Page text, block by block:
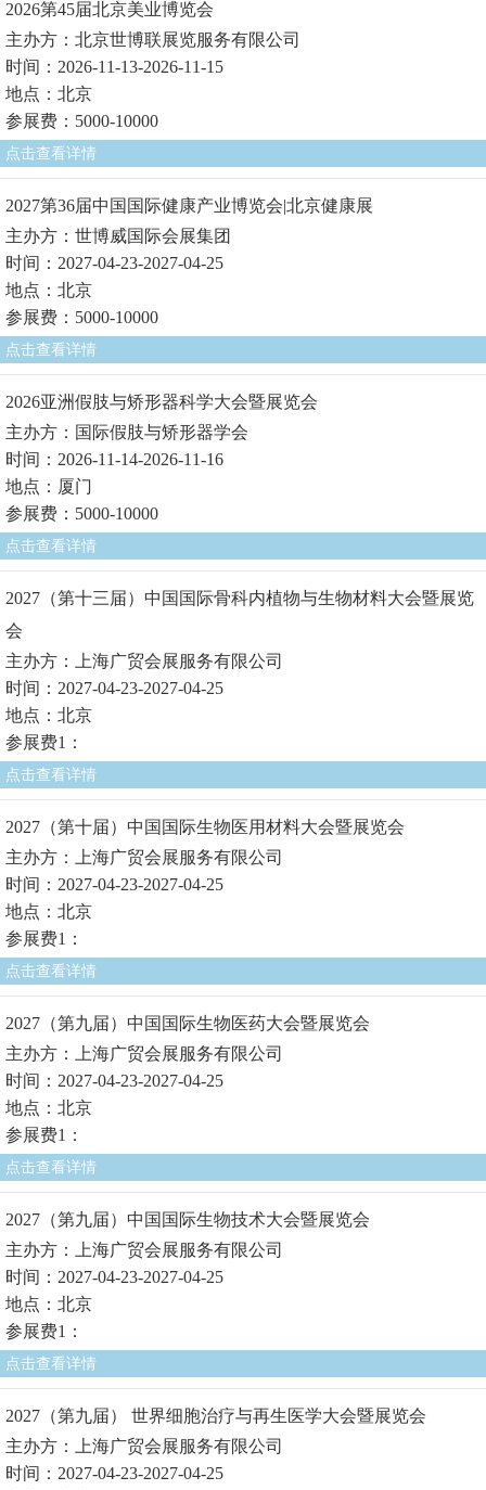
2026第45届北京美业博览会
主办方：北京世博联展览服务有限公司
时间：2026-11-13-2026-11-15
地点：北京
参展费：5000-10000
点击查看详情
2027第36届中国国际健康产业博览会|北京健康展
主办方：世博威国际会展集团
时间：2027-04-23-2027-04-25
地点：北京
参展费：5000-10000
点击查看详情
2026亚洲假肢与矫形器科学大会暨展览会
主办方：国际假肢与矫形器学会
时间：2026-11-14-2026-11-16
地点：厦门
参展费：5000-10000
点击查看详情
2027（第十三届）中国国际骨科内植物与生物材料大会暨展览
会
主办方：上海广贸会展服务有限公司
时间：2027-04-23-2027-04-25
地点：北京
参展费1：
点击查看详情
2027（第十届）中国国际生物医用材料大会暨展览会
主办方：上海广贸会展服务有限公司
时间：2027-04-23-2027-04-25
地点：北京
参展费1：
点击查看详情
2027（第九届）中国国际生物医药大会暨展览会
主办方：上海广贸会展服务有限公司
时间：2027-04-23-2027-04-25
地点：北京
参展费1：
点击查看详情
2027（第九届）中国国际生物技术大会暨展览会
主办方：上海广贸会展服务有限公司
时间：2027-04-23-2027-04-25
地点：北京
参展费1：
点击查看详情
2027（第九届） 世界细胞治疗与再生医学大会暨展览会
主办方：上海广贸会展服务有限公司
时间：2027-04-23-2027-04-25